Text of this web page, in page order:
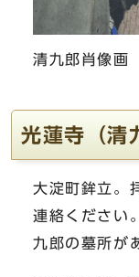
清九郎肖像画
光蓮寺（清
大淀町鉾立。
連絡ください
九郎の墓所が